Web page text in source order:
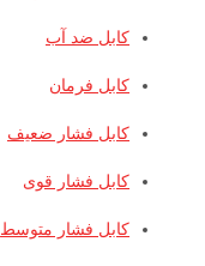
کابل ضد آب
کابل فرمان
کابل فشار ضعیف
کابل فشار قوی
کابل فشار متوسط